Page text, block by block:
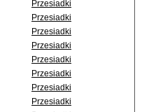
Przesiadki
Przesiadki
Przesiadki
Przesiadki
Przesiadki
Przesiadki
Przesiadki
Przesiadki